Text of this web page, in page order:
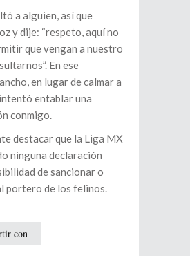
a alguien, así que
y dije: “respeto, aquí no
que vengan a nuestro
En ese
en lugar de calmar a
entablar una
conmigo.
destacar que la Liga MX
ninguna declaración
de sancionar o
portero de los felinos.
con